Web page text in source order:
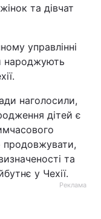
та дівчат
управлінні
народжують
наголосили,
дітей є
продовжувати,
та
у Чехії.
Реклама